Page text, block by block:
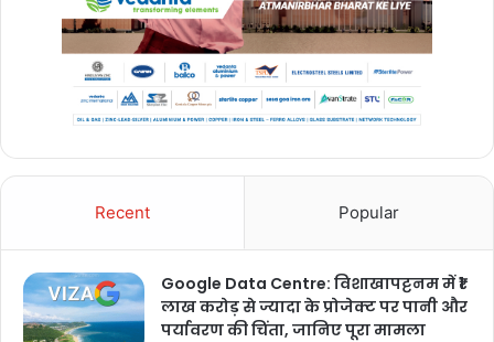
Recent Popular
Google Data Centre: विशाखापट्टनम में ₹1
लाख करोड़ से ज्यादा के प्रोजेक्ट पर पानी और
पर्यावरण की चिंता, जानिए पूरा मामला